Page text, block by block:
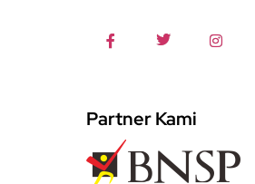
Partner Kami